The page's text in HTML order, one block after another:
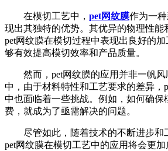
在模切工艺中， pet网纹膜作为一
现出其独特的优势。其优异的物理性能
pet网纹膜在模切过程中表现出良好的
够有效提高模切效率和产品质量。
然而，pet网纹膜的应用并非一帆风
中，由于材料特性和工艺要求的差异，
中也面临着一些挑战。例如，如何确保
费，就成为了亟需解决的问题。
尽管如此，随着技术的不断进步和
pet网纹膜在模切工艺中的应用将会更加